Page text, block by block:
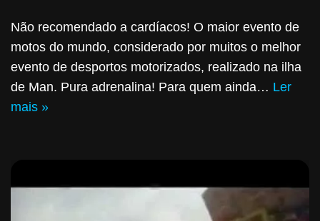
Não recomendado a cardíacos! O maior evento de
motos do mundo, considerado por muitos o melhor
evento de desportos motorizados, realizado na ilha
de Man. Pura adrenalina! Para quem ainda… Ler
mais »